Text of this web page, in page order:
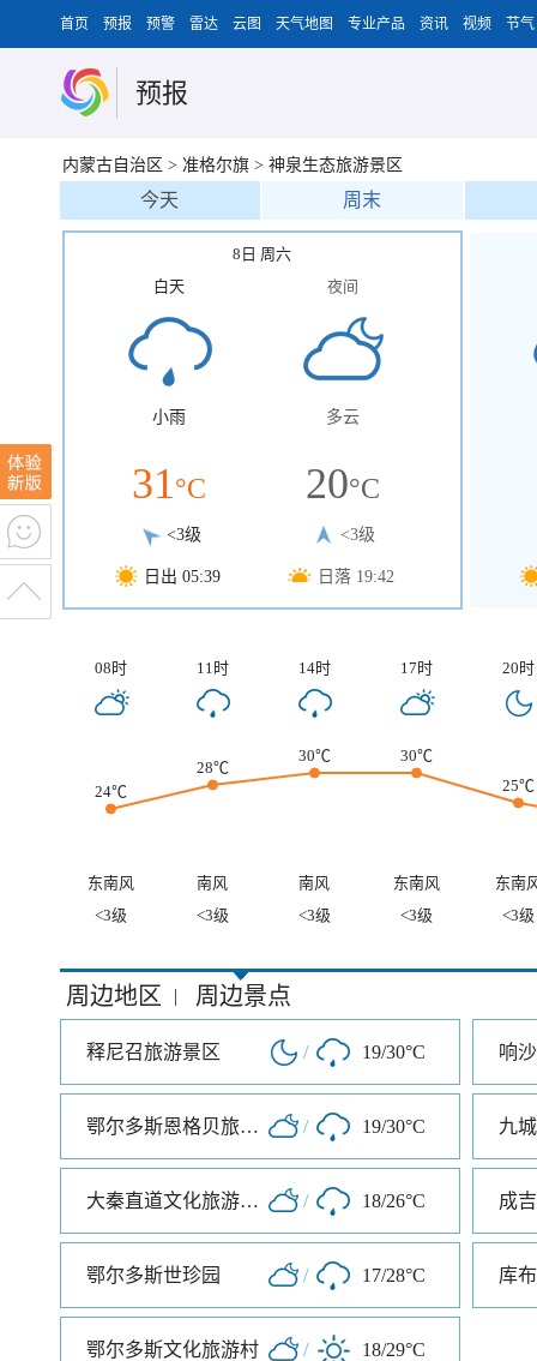
首页 预报 预警 雷达 云图 天气地图 专业产品 资讯 视频 节气
预报
内蒙古自治区 > 准格尔旗 > 神泉生态旅游景区
今天 周末
8日 周六
白天
小雨
31°C
<3级
日出 05:39
夜间
多云
20°C
<3级
日落 19:42
08时 11时 14时 17时 20时
24℃
28℃
30℃
30℃
25℃
东南风 南风 南风 东南风
东南
<3级
<3级 <3级 <3级 <3级
周边地区 | 周边景点
释尼召旅游景区 / 19/30°C 响
鄂尔多斯恩格贝旅游区 / 19/30°C 九
大秦直道文化旅游景区 / 18/26°C 成
鄂尔多斯世珍园 / 17/28°C 库
鄂尔多斯文化旅游村 / 18/29°C